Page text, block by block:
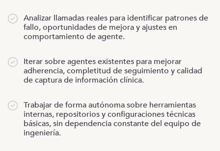
Analizar llamadas reales para identificar patrones de
fallo, oportunidades de mejora y ajustes en
comportamiento de agente.
Iterar sobre agentes existentes para mejorar
adherencia, completitud de seguimiento y calidad
de captura de información clínica.
Trabajar de forma autónoma sobre herramientas
internas, repositorios y configuraciones técnicas
básicas, sin dependencia constante del equipo de
ingeniería.